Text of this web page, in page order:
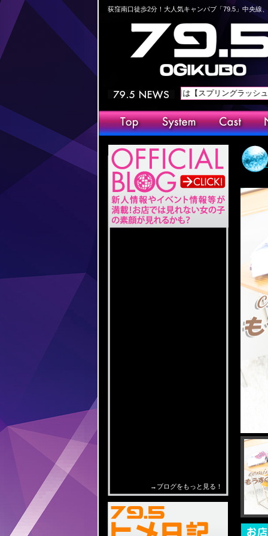
荻窪南口徒歩2分！大人気キャンパブ「79.5」中央線
本日は【スプリングラッシュ】を開催！！
→ブログをもっと見る！